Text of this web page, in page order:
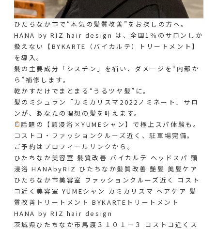
ひたちなか市で“本気の髪質改善”をお探しの方へ。
HANA by RIZ hair design は、全国1％のサロンしか
扱えない【BYKARTE（バイカルテ）トリートメント】
を導入。
髪の主要成分「シスチン」を補い、ダメージを“内部か
ら”補修します。
乾かすだけでまとまる“うるツヤ髪”に。
髪のミシュラン「カミカリスマ2022ノミネート」サロ
ンが、あなたの理想の髪を叶えます。
話題の【頭浸浴×YUMEシャン】で極上スパ体験も。
コストコ・ファッションクルーズ近く、駐車場完備。
ご予約はプロフィールリンクから。
ひたちなか美容室 髪質改善 バイカルテ ヘッドスパ 頭
浸浴 HANAbyRIZ ひたちなか髪質改善 艶髪 美髪ケア
ひたちなか市美容室 ファッションクルーズ近く コスト
コ近く美容室 YUMEシャン カミカリスマ ヘアケア 髪
質改善トリートメント BYKARTEトリートメント
HANA by RIZ hair design
茨城県ひたちなか市馬渡３１０１－３ コストコ近くス